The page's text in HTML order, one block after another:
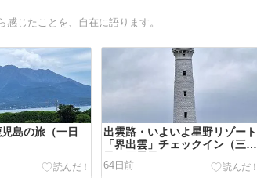
じたことを、自在に語ります。
島の旅（一日
出雲路・いよいよ星野リゾート
「界出雲」チェックイン（三日
目～四日目）
64日前